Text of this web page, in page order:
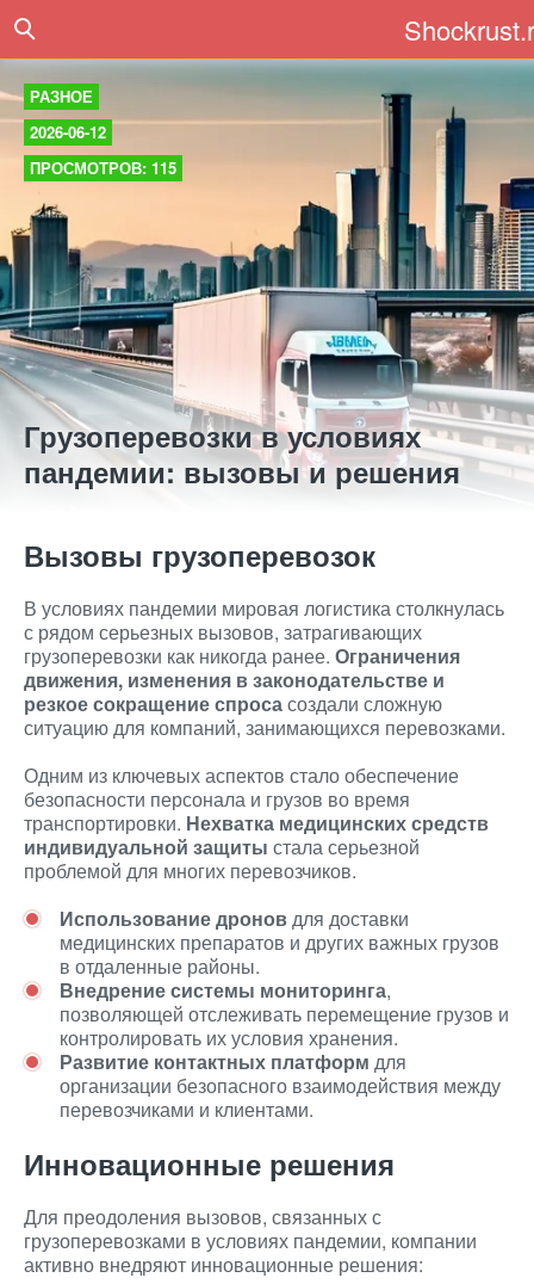
РАЗНОЕ
2026-06-12
ПРОСМОТРОВ: 115
Грузоперевозки в условиях
пандемии: вызовы и решения
Вызовы грузоперевозок
В условиях пандемии мировая логистика столкнулась
с рядом серьезных вызовов, затрагивающих
грузоперевозки как никогда ранее. Ограничения
движения, изменения в законодательстве и
резкое сокращение спросасоздали сложную
ситуацию для компаний, занимающихся перевозками.
Одним из ключевых аспектов стало обеспечение
безопасности персонала и грузов во время
транспортировки. Нехватка медицинских средств
индивидуальной защиты стала серьезной
проблемой для многих перевозчиков.
Использование дроновдля доставки
медицинских препаратов и других важных грузов
в отдаленные районы.
Внедрение системы мониторинга,
позволяющей отслеживать перемещение грузов и
контролировать их условия хранения.
Развитие контактных платформ для
организации безопасного взаимодействия между
перевозчиками и клиентами.
Инновационные решения
Для преодоления вызовов, связанных с
грузоперевозками в условиях пандемии, компании
активно внедряют инновационные решения: